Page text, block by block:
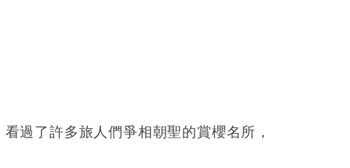
看過了許多旅人們爭相朝聖的賞櫻名所，